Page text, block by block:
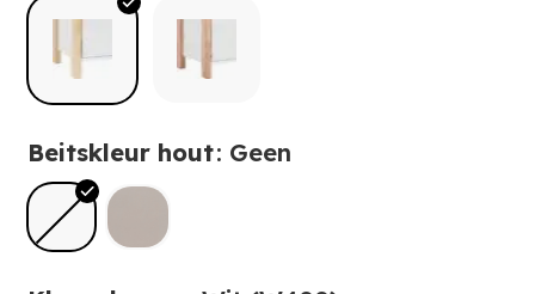
Beitskleur hout: Geen